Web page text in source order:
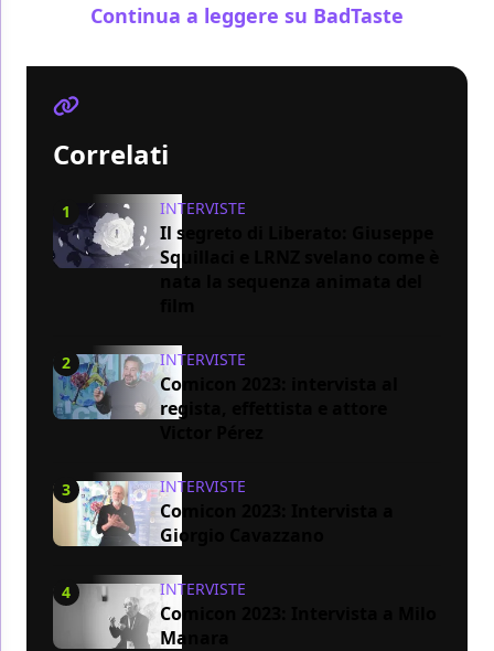
Continua a leggere su BadTaste
Correlati
1 INTERVISTE
Il segreto di Liberato: Giuseppe
Squillaci e LRNZ svelano come è
2 INTERVISTE
Comicon 2023: intervista al
regista, effettista e attore
3 INTERVISTE
Comicon 2023: Intervista a
Giorgio Cavazzano
4 INTERVISTE
Comicon 2023: Intervista a Milo
Manara